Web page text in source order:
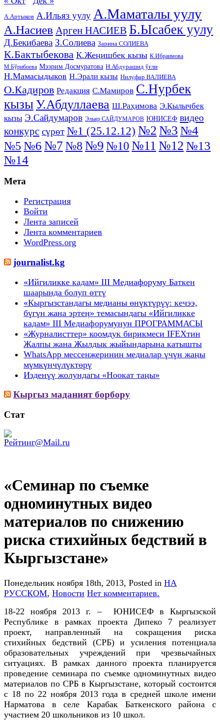
А.Артыков А.Ильяз уулу А.Маматалы уулу
А.Насиев Арген НАСИЕВ Б.Ысабек уулу
Д.Бекибаева З.Солиева Зарина СОЛИЕВА
К.Бактыбекова К.Жеңишбек кызы К.Ибраимова
М.Бўрибоева Мээрим Досмуратова Н.Абдурашид ўғли
Н.Мамасыдыков Н.Эрали кызы Нилуфар ВАЛИЕВА
О.Кадиров Редакция С.Мамиров С.Нурбек
кызыУ.Абдуллаева Ш.Раҳимова Э.Кылычбек
кызы Э.Сайдумаров Эльяр САЙДУМАРОВ ЮНИСЕФ видео
конкурс сүрөт №1 (25.12.12) №2 №3 №4
№5 №6 №7№8 №9 №10 №11 №12 №13
№14
Мета
Регистрация
Войти
Лента записей
Лента комментариев
WordPress.org
journalist.kg
«Ийгиликке кадам» III Медиафоруму Баткен
шаарында болуп өттү
«Кыргызстандагы медианы өнүктүрүү: кечээ,
бүгүн жана эртеӊ» темасындагы «Ийгиликке
кадам» III Медиафорумунун ПРОГРАММАСЫ
«Журналисттер» коомдук бирикмеси IFEXтин
Жалпы жана Жылдык жыйындарына катышты
WhatsApp мессенжеринин медиалар үчүн жаңы
мүмкүнчүлүктөрү
Изденүү жолундагы «Ноокат таңы»
Кыргыз маданият борбору
Стат
«Семинар по съемке
одноминутных видео
материалов по снижению
риска стихийных бедствий в
Кыргызстане»
Понедельник ноября 18th, 2013, Posted in НА
РУССКОМ, Новости Нет комментариев.
18-22 ноября 2013 г. – ЮНИСЕФ в Кыргызской
Республике в рамках проекта Дипеко 7 реализует
проект, направленный на сокращения риска
стихийных бедствий (СРБ) и усиления потенциала
образовательных учреждений при чрезвычайных
ситуациях. В рамках данного проекта планируется
проведение семинара по съемке одноминутных видео
материалов по СРБ в Кыргызстане, который состоится
с 18 по 22 ноября 2013 года в средней школе имени
Нарматова в селе Карабак Баткенского района с
участием 20 школьников из 10 школ.